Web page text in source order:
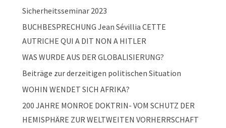
Sicherheitsseminar 2023
BUCHBESPRECHUNG Jean Sévillia CETTE
AUTRICHE QUI A DIT NON A HITLER
WAS WURDE AUS DER GLOBALISIERUNG?
Beiträge zur derzeitigen politischen Situation
WOHIN WENDET SICH AFRIKA?
200 JAHRE MONROE DOKTRIN- VOM SCHUTZ DER
HEMISPHÄRE ZUR WELTWEITEN VORHERRSCHAFT